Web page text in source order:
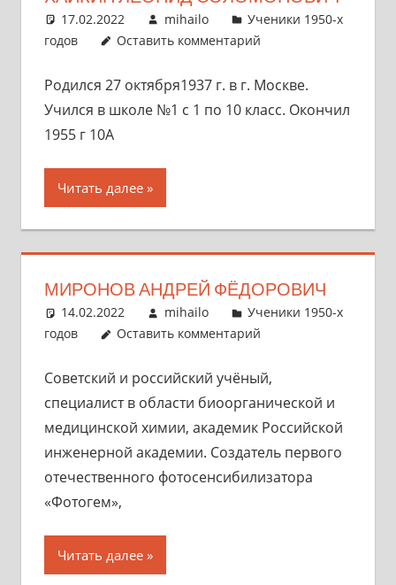
17.02.2022 mihailo
Ученики 1950-х
годов
Оставить комментарий
Родился 27 октября1937 г. в г. Москве.
Учился в школе №1 с 1 по 10 класс. Окончил
1955 г 10А
Читать далее
МИРОНОВ АНДРЕЙ ФЁДОРОВИЧ
14.02.2022 mihailo
Ученики 1950-х
годов
Оставить комментарий
Советский и российский учёный,
специалист в области биоорганической и
медицинской химии, академик Российской
инженерной академии. Создатель первого
отечественного фотосенсибилизатора
«Фотогем»,
Читать далее